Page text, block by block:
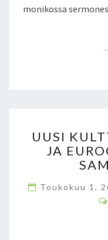
monikossa
UUSI
JA
Toukokuu 1,